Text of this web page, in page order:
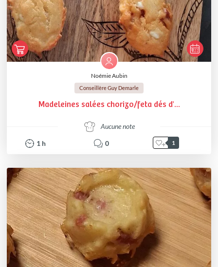
Noémie Aubin
Conseillère Guy Demarle
Madeleines salées chorizo/feta dés d'...
Aucune note
1 h 0 1